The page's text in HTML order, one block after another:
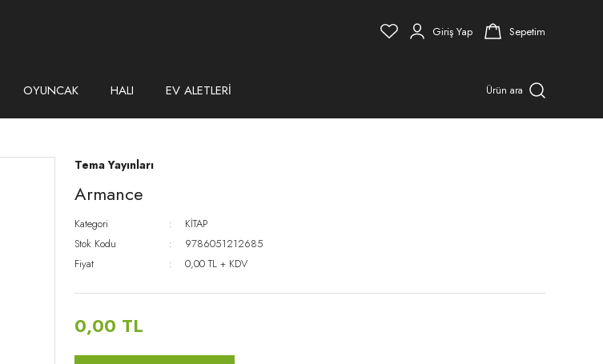
Giriş Yap Sepetim
OYUNCAK HALI EV ALETLERİ Ürün ara
Tema Yayınları
Armance
Kategori
KİTAP
Stok Kodu
9786051212685
Fiyat
0,00 TL + KDV
0,00 TL